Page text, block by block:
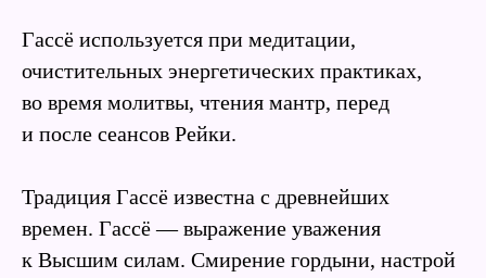
Гассё используется при медитации,
очистительных энергетических практиках,
во время молитвы, чтения мантр, перед
и после сеансов Рейки.
Традиция Гассё известна с древнейших
времен. Гассё — выражение уважения
к Высшим силам. Смирение гордыни, настрой